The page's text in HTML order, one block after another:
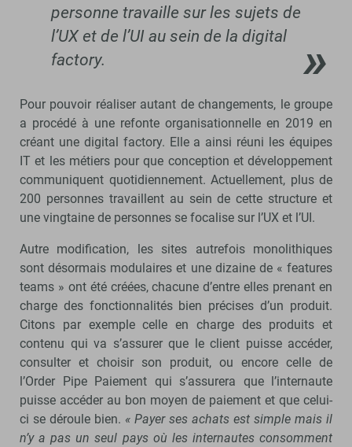
personne travaille sur les sujets de
l’UX et de l’UI au sein de la digital
factory.
Pour pouvoir réaliser autant de changements, le groupe
a procédé à une refonte organisationnelle en 2019 en
créant une digital factory. Elle a ainsi réuni les équipes
IT et les métiers pour que conception et développement
communiquent quotidiennement. Actuellement, plus de
200 personnes travaillent au sein de cette structure et
une vingtaine de personnes se focalise sur l’UX et l’UI.
Autre modification, les sites autrefois monolithiques
sont désormais modulaires et une dizaine de « features
teams » ont été créées, chacune d’entre elles prenant en
charge des fonctionnalités bien précises d’un produit.
Citons par exemple celle en charge des produits et
contenu qui va s’assurer que le client puisse accéder,
consulter et choisir son produit, ou encore celle de
l’Order Pipe Paiement qui s’assurera que l’internaute
puisse accéder au bon moyen de paiement et que celui-
ci se déroule bien. « Payer ses achats est simple mais il
n’y a pas un seul pays où les internautes consomment